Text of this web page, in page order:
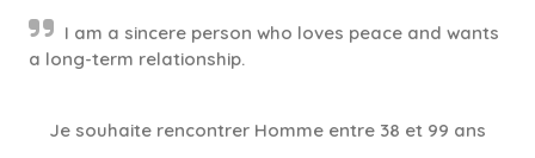
I am a sincere person who loves peace and wants
a long-term relationship.
Je souhaite rencontrer Homme entre 38 et 99 ans